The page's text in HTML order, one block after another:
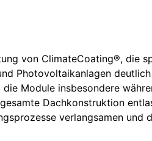
von ClimateCoating®,
Photovoltaikanlagen
Module insbesondere
Dachkonstruktion
verlangsamen